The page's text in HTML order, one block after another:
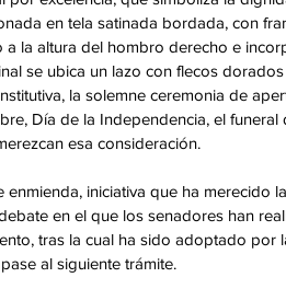
en tela satinada bordada, con
a la altura del hombro derecho e
se ubica un lazo con flecos
la solemne ceremonia de
Día de la Independencia, el
esa consideración.
iniciativa que ha merecido
en el que los senadores han
tras la cual ha sido adoptado por
al siguiente trámite.